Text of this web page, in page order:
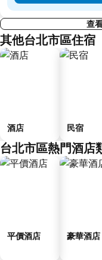
查
其他台北市區住宿
酒店 民宿
台北市區熱門酒店
平價酒店 豪華酒店